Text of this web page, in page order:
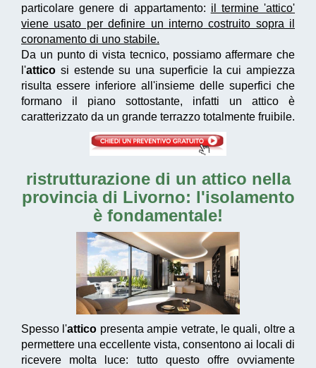
particolare genere di appartamento: il termine 'attico'
viene usato per definire un interno costruito sopra il
coronamento di uno stabile.
Da un punto di vista tecnico, possiamo affermare che
l'attico si estende su una superficie la cui ampiezza
risulta essere inferiore all'insieme delle superfici che
formano il piano sottostante, infatti un attico è
caratterizzato da un grande terrazzo totalmente fruibile.
ristrutturazione di un attico nella
provincia di Livorno: l'isolamento
è fondamentale!
Spesso l'attico presenta ampie vetrate, le quali, oltre a
permettere una eccellente vista, consentono ai locali di
ricevere molta luce: tutto questo offre ovviamente